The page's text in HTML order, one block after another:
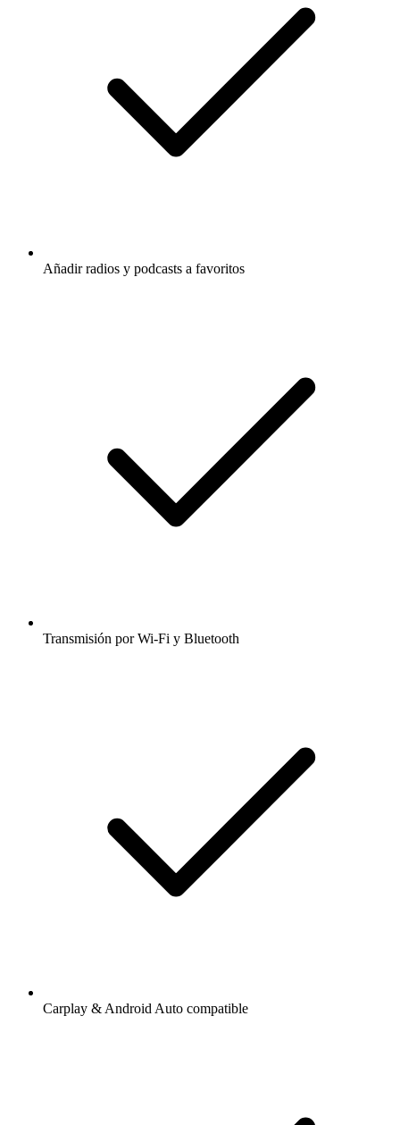
Añadir radios y podcasts a favoritos
Transmisión por Wi-Fi y Bluetooth
Carplay & Android Auto compatible